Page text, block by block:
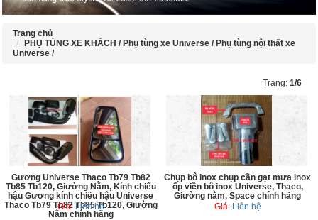
Trang chủ
PHỤ TÙNG XE KHÁCH /Phụ tùng xe Universe /Phụ tùng nội thất xe
Universe /
Trang: 1/6
Gương Universe Thaco Tb79 Tb82
Tb85 Tb120, Giường Nằm, Kính chiếu
hậu Gương kính chiếu hậu Universe
Thaco Tb79 Tb82 Tb85 Tb120, Giường
Nằm chính hãng
Giá: Liên hệ
Chụp bô inox chụp cần gạt mưa inox
ốp viền bô inox Universe, Thaco,
Giường nằm, Space chính hãng
Giá: Liên hệ